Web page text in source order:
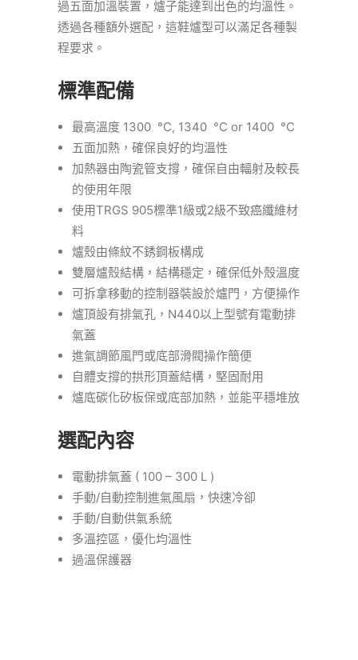
過五面加溫裝置，爐子能達到出色的均溫性。
透過各種額外選配，這鞋爐型可以滿足各種製
程要求。
標準配備
最高溫度 1300 °C, 1340 °C or 1400 °C
五面加熱，確保良好的均溫性
加熱器由陶瓷管支撐，確保自由輻射及較長
的使用年限
使用TRGS 905標準1級或2級不致癌纖維材
料
爐殼由條紋不銹鋼板構成
雙層爐殼結構，結構穩定，確保低外殼溫度
可拆拿移動的控制器裝設於爐門，方便操作
爐頂設有排氣孔，N440以上型號有電動排
氣蓋
進氣調節風門或底部滑閥操作簡便
自體支撐的拱形頂蓋結構，堅固耐用
爐底碳化矽板保或底部加熱，並能平穩堆放
選配內容
電動排氣蓋 ( 100 – 300 L )
手動/自動控制進氣風扇，快速冷卻
手動/自動供氣系統
多溫控區，優化均溫性
過溫保護器